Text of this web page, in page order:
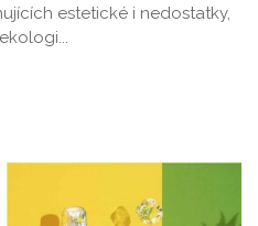
estetické i nedostatky,